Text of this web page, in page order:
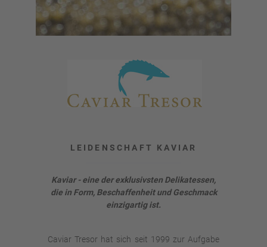
LEIDENSCHAFT KAVIAR
Kaviar - eine der exklusivsten Delikatessen,
die in Form, Beschaffenheit und Geschmack
einzigartig ist.
Caviar Tresor hat sich seit 1999 zur Aufgabe